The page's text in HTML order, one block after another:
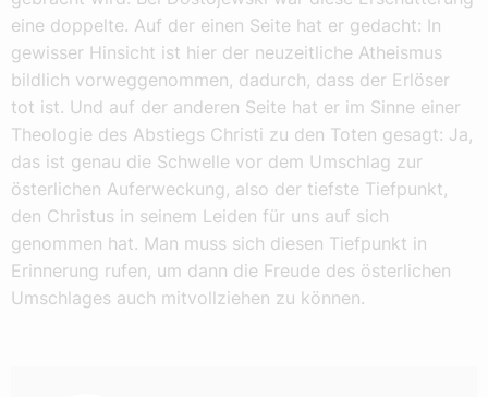
eine doppelte. Auf der einen Seite hat er gedacht: In
gewisser Hinsicht ist hier der neuzeitliche Atheismus
bildlich vorweggenommen, dadurch, dass der Erlöser
tot ist. Und auf der anderen Seite hat er im Sinne einer
Theologie des Abstiegs Christi zu den Toten gesagt: Ja,
das ist genau die Schwelle vor dem Umschlag zur
österlichen Auferweckung, also der tiefste Tiefpunkt,
den Christus in seinem Leiden für uns auf sich
genommen hat. Man muss sich diesen Tiefpunkt in
Erinnerung rufen, um dann die Freude des österlichen
Umschlages auch mitvollziehen zu können.